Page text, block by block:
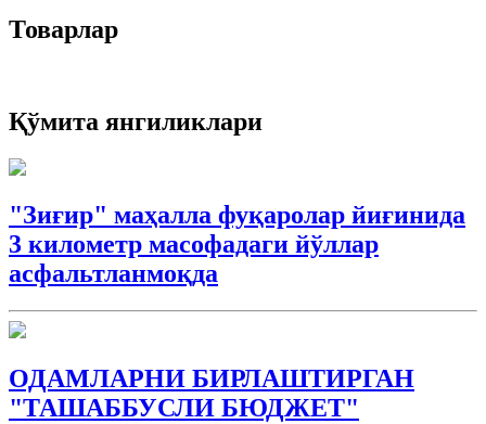
Товарлар
Қўмита янгиликлари
"Зиғир" маҳалла фуқаролар йиғинида
3 километр масофадаги йўллар
асфальтланмоқда
ОДАМЛАРНИ БИРЛАШТИРГАН
"ТАШАББУСЛИ БЮДЖEТ"